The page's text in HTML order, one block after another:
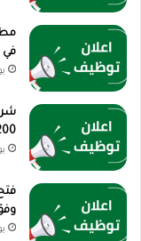
في
200 وظيفة